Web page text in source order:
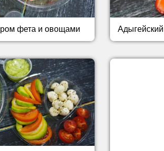
фета и овощами